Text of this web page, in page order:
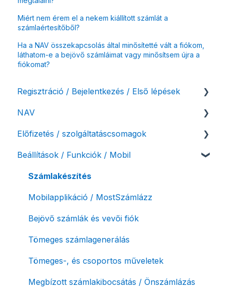
Miért nem érem el a nekem kiállított számlát a
számlaértesítőből?
Ha a NAV összekapcsolás által minősítetté vált a fiókom,
láthatom-e a bejövő számláimat vagy minősítsem újra a
fiókomat?
Regisztráció / Bejelentkezés / Első lépések
Felhasználó beállításai
Számlázási fiók kezdő beállításai, első lépések
NAV
NAV online adatszolgáltatás
Adóhatósági ellenőrzés adatszolgáltatás
NAV pénztárgép feladás (PTGSZLAH)
Számlaverzum
Előfizetés / szolgáltatáscsomagok
Szolgáltatáscsomag kiválasztása
Szolgáltatáscsomag módosítása
Fiók / felhasználó törlése
Díjfizetés / díjtartozás / korlátozás
Fizetési módok
Beállítások / Funkciók / Mobil
Számlakészítés
Mobilapplikáció / MostSzámlázz
Bejövő számlák és vevői fiók
Tömeges számlagenerálás
Tömeges-, és csoportos műveletek
Megbízott számlakibocsátás / Önszámlázás